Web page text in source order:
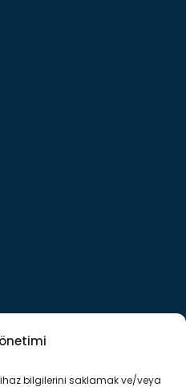
bilgilerini saklamak ve/veya